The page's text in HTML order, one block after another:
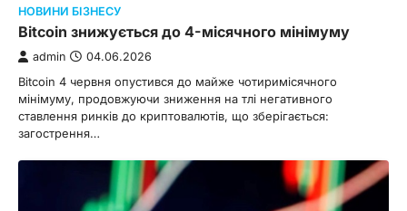
НОВИНИ БІЗНЕСУ
Bitcoin знижується до 4-місячного мінімуму
admin 04.06.2026
Bitcoin 4 червня опустився до майже чотиримісячного
мінімуму, продовжуючи зниження на тлі негативного
ставлення ринків до криптовалютів, що зберігається:
загострення…